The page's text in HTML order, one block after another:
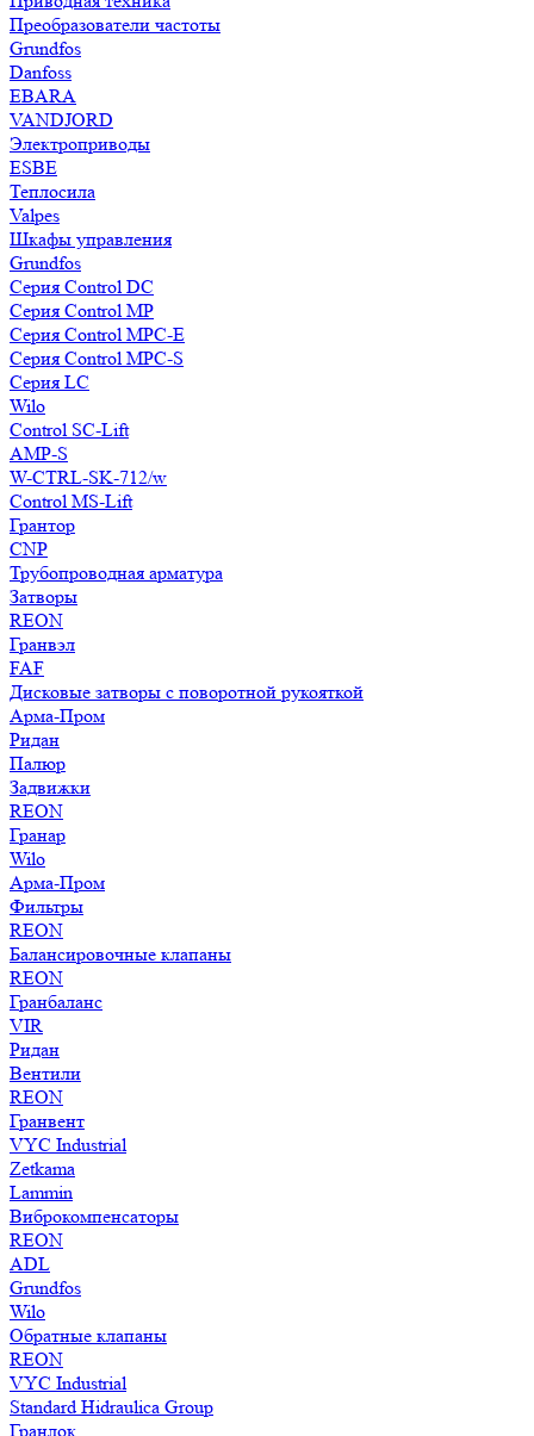
Преобразователи частоты
Grundfos
Danfoss
EBARA
VANDJORD
Электроприводы
ESBE
Теплосила
Valpes
Шкафы управления
Grundfos
Серия Control DC
Серия Control MP
Серия Control MPC-E
Серия Control MPC-S
Серия LC
Wilo
Control SC-Lift
AMP-S
W-CTRL-SK-712/w
Control MS-Lift
Грантор
CNP
Трубопроводная арматура
Затворы
REON
Гранвэл
FAF
Дисковые затворы с поворотной рукояткой
Арма-Пром
Ридан
Палюр
Задвижки
REON
Гранар
Wilo
Арма-Пром
Фильтры
REON
Балансировочные клапаны
REON
Гранбаланс
VIR
Ридан
Вентили
REON
Гранвент
VYC Industrial
Zetkama
Lammin
Виброкомпенсаторы
REON
ADL
Grundfos
Wilo
Обратные клапаны
REON
VYC Industrial
Standard Hidraulica Group
Гранлок